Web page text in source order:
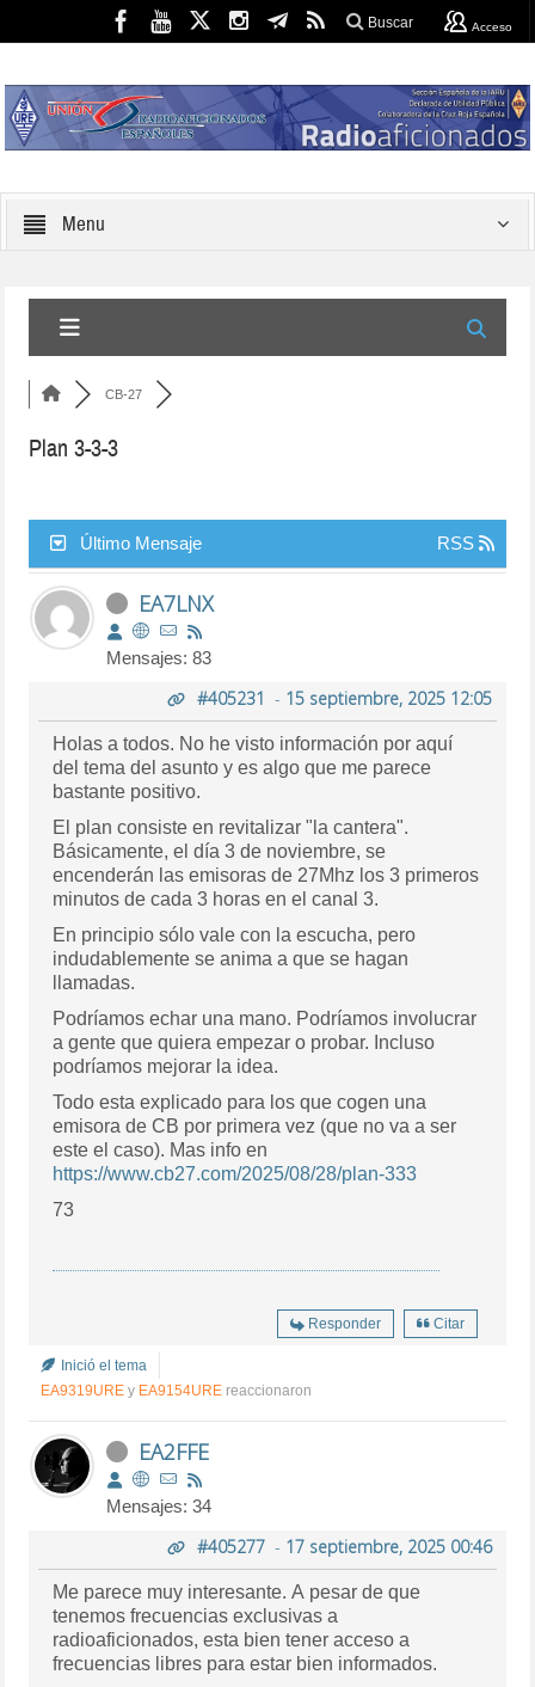
Buscar Acceso
Menu
CB-27
Plan 3-3-3
Último Mensaje RSS
EA7LNX
Mensajes: 83
#405231 - 15 septiembre, 2025 12:05
Holas a todos. No he visto información por aquí
del tema del asunto y es algo que me parece
bastante positivo.
El plan consiste en revitalizar "la cantera".
Básicamente, el día 3 de noviembre, se
encenderán las emisoras de 27Mhz los 3 primeros
minutos de cada 3 horas en el canal 3.
En principio sólo vale con la escucha, pero
indudablemente se anima a que se hagan
llamadas.
Podríamos echar una mano. Podríamos involucrar
a gente que quiera empezar o probar. Incluso
podríamos mejorar la idea.
Todo esta explicado para los que cogen una
emisora de CB por primera vez (que no va a ser
este el caso). Mas info en
https://www.cb27.com/2025/08/28/plan-333
73
Responder Citar
Inició el tema
EA9319URE y EA9154URE reaccionaron
EA2FFE
Mensajes: 34
#405277- 17 septiembre, 2025 00:46
Me parece muy interesante. A pesar de que
tenemos frecuencias exclusivas a
radioaficionados, esta bien tener acceso a
frecuencias libres para estar bien informados.